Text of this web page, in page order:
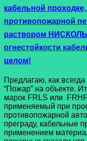
кабельной
противопожарной
раствором
огнестойкости
целом!
Предлагаю, как
“Пожар” на объекте.
марок FRLS или
применяемый при
противопожарной
преграду, кабельные
применением